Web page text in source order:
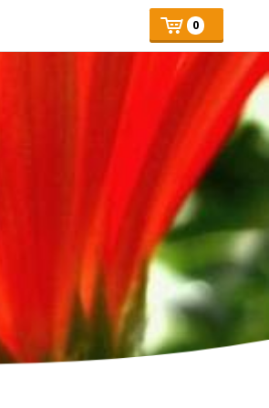
Mijn
winkelmand
Number
of
articles:
0